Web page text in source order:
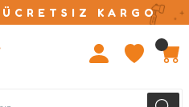
KARGO